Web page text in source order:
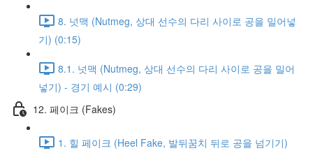
8. 넛맥 (Nutmeg, 상대 선수의 다리 사이로 공을 밀어넣
기) (0:15)
8.1. 넛맥 (Nutmeg, 상대 선수의 다리 사이로 공을 밀어
넣기) - 경기 예시 (0:29)
12. 페이크 (Fakes)
1. 힐 페이크 (Heel Fake, 발뒤꿈치 뒤로 공을 넘기기)